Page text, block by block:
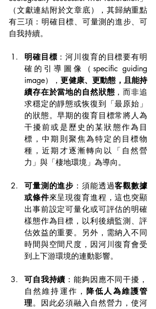
（文獻連結附於文章底），其歸納重點
有三項：明確目標、可量測的進步、可
自我持續。
明確目標 ：河川復育的目標要有明
確的引導圖像（specific guiding
image），更健康、更動態，且能持
續存在於當地的自然狀態，而非追
求穩定的靜態或恢復到「最原始」
的狀態。早期的復育目標常將人為
干擾前或是歷史的某狀態作為目
標，中期則聚焦為特定的目標物
種，近期才逐漸轉向以「自然營
力」與「棲地環境」為導向。
可量測的進步 ：須能透過客觀數據
或條件來呈現復育進程，這也突顯
出事前設定可量化或可評估的明確
樣態作為目標，以利後續監測、評
估效益的重要。另外，需納入不同
時間與空間尺度，因河川復育會受
到上下游環境的連動影響。
可自我持續 ：能夠因應不同干擾，
自然維持運作， 降低人為維護管
理。因此必須融入自然營力，使河